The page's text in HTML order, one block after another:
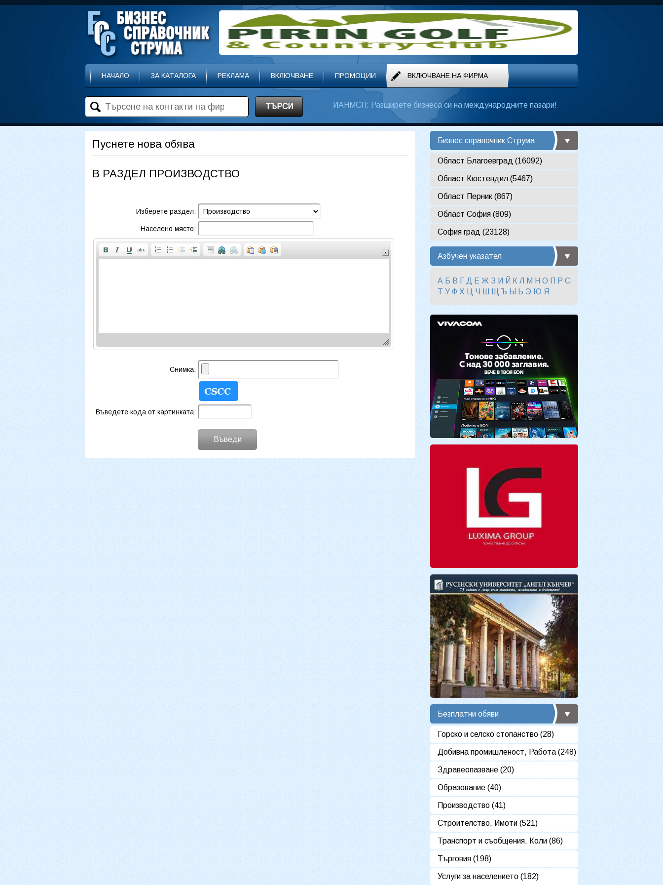
НАЧАЛО ЗА КАТАЛОГА РЕКЛАМА ВКЛЮЧВАНЕ ПРОМОЦИИ ВКЛЮЧВАНЕ НА ФИРМА
ТЪРСИ ИАНМСП: Разширете бизнеса си на международните пазари!
Пуснете нова обява
В РАЗДЕЛ ПРОИЗВОДСТВО
Изберете раздел:
Населено място:
Снимка:
Въведете кода от картинката:
Въведи
Бизнес справочник Струма
Област Благоевград (16092)
Област Кюстендил (5467)
Област Перник (867)
Област София (809)
София град (23128)
Азбучен указател
А Б В Г Д Е Ж З И Й К Л М Н О П Р С
Т У Ф Х Ч Ъ Ы Ь Э Ю Я
Безплатни обяви
Горско и селско стопанство (28)
Добивна промишленост, Работа (248)
Здравеопазване (20)
Образование (40)
Производство (41)
Строителство, Имоти (521)
Транспорт и съобщения, Коли (86)
Търговия (198)
Услуги за населението (182)